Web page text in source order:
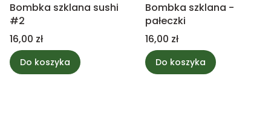
Bombka szklana sushi
#2
Cena
16,00 zł
Do koszyka
Bombka szklana -
pałeczki
Cena
16,00 zł
Do koszyka